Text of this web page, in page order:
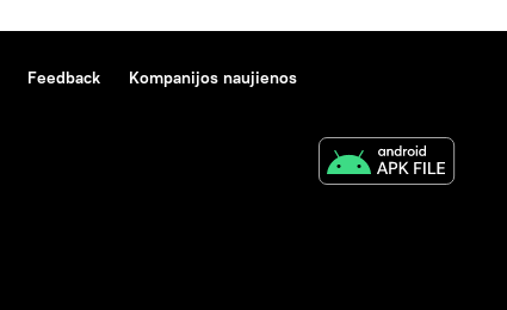
Feedback Kompanijos naujienos